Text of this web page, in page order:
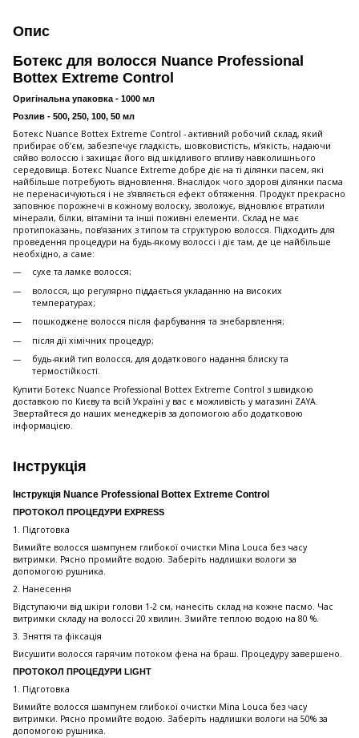
Опис
Ботекс для волосся Nuance Professional
Bottex Extreme Control
Оригінальна упаковка - 1000 мл
Розлив - 500, 250, 100, 50 мл
Ботекс Nuance Bottex Extreme Control - активний робочий склад, який
прибирає об’єм, забезпечує гладкість, шовковистість, м’якість, надаючи
сяйво волоссю і захищає його від шкідливого впливу навколишнього
середовища. Ботекс Nuance Extreme добре діє на ті ділянки пасем, які
найбільше потребують відновлення. Внаслідок чого здорові ділянки пасма
не перенасичуються і не з'являється ефект обтяження. Продукт прекрасно
заповнює порожнечі в кожному волоску, зволожує, відновлює втратили
мінерали, білки, вітаміни та інші поживні елементи. Склад не має
протипоказань, пов’язаних з типом та структурою волосся. Підходить для
проведення процедури на будь-якому волоссі і діє там, де це найбільше
необхідно, а саме:
сухе та ламке волосся;
волосся, що регулярно піддається укладанню на високих
температурах;
пошкоджене волосся після фарбування та знебарвлення;
після дії хімічних процедур;
будь-який тип волосся, для додаткового надання блиску та
термостійкості.
Купити Ботекс Nuance Professional Bottex Extreme Control з швидкою
доставкою по Києву та всій Україні у вас є можливість у магазині ZAYA.
Звертайтеся до наших менеджерів за допомогою або додатковою
інформацією.
Інструкція
Інструкція Nuance Professional Bottex Extreme Control
ПРОТОКОЛ ПРОЦЕДУРИ EXPRESS
1. Підготовка
Вимийте волосся шампунем глибокої очистки Mina Louca без часу
витримки. Рясно промийте водою. Заберіть надлишки вологи за
допомогою рушника.
2. Нанесення
Відступаючи від шкіри голови 1-2 см, нанесіть склад на кожне пасмо. Час
витримки складу на волоссі 20 хвилин. Змийте теплою водою на 80 %.
3. Зняття та фіксація
Висушити волосся гарячим потоком фена на браш. Процедуру завершено.
ПРОТОКОЛ ПРОЦЕДУРИ LIGHT
1. Підготовка
Вимийте волосся шампунем глибокої очистки Mina Louca без часу
витримки. Рясно промийте водою. Заберіть надлишки вологи на 50% за
допомогою рушника.